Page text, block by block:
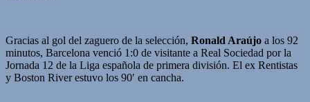
Gracias al gol del zaguero de la selección, Ronald Araújo a los 92
minutos, Barcelona venció 1:0 de visitante a Real Sociedad por la
Jornada 12 de la Liga española de primera división. El ex Rentistas
y Boston River estuvo los 90′ en cancha.